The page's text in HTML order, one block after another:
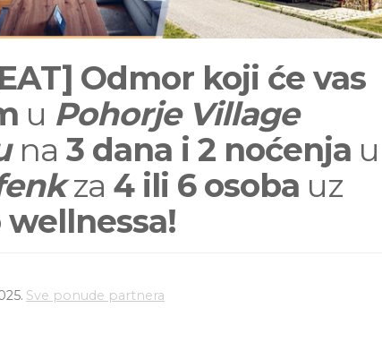
Odmor koji će vas
u Pohorje Village
na 3 dana i 2 noćenja u
za 4 ili 6 osoba uz
Sve ponude partnera